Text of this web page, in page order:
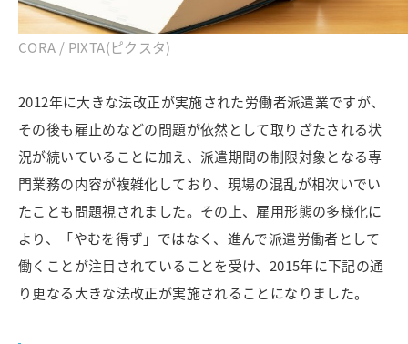
CORA / PIXTA(ピクスタ)
2012年に大きな法改正が実施された労働者派遣業ですが、
その後も雇止めなどの問題が依然として取りざたされる状
況が続いていることに加え、派遣期間の制限対象となる専
門業務の内容が複雑化しており、現場の混乱が相次いでい
たことも問題視されました。その上、雇用形態の多様化に
より、「やむを得ず」ではなく、進んで派遣労働者として
働くことが注目されていることを受け、2015年に下記の通
り更なる大きな法改正が実施されることになりました。